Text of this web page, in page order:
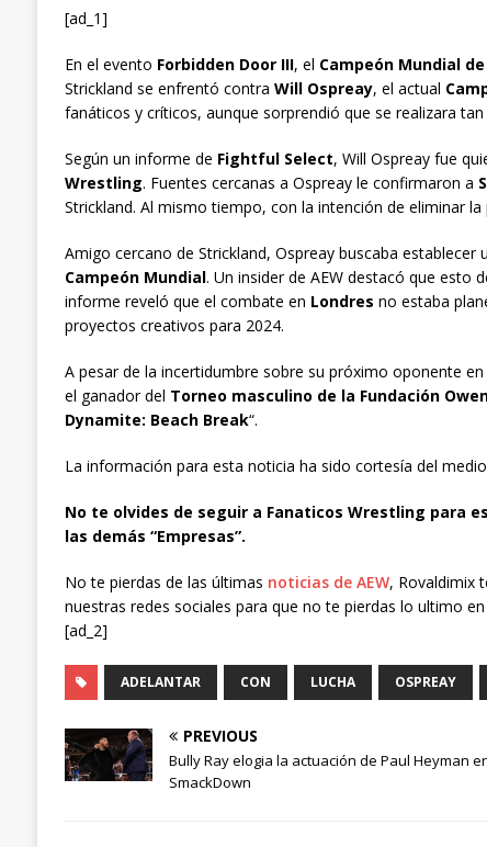
[ad_1]
En el evento Forbidden Door III, el Campeón Mundial de
Strickland se enfrentó contra Will Ospreay, el actual
fanáticos y críticos, aunque sorprendió que se realizara
Según un informe de Fightful Select, Will Ospreay fue
Wrestling. Fuentes cercanas a Ospreay le confirmaron a
Strickland. Al mismo tiempo, con la intención de eliminar
Amigo cercano de Strickland, Ospreay buscaba
Campeón Mundial. Un insider de AEW destacó que esto
informe reveló que el combate en Londres no estaba
proyectos creativos para 2024.
A pesar de la incertidumbre sobre su próximo oponente en
el ganador del Torneo masculino de la Fundación
Dynamite: Beach Break“.
La información para esta noticia ha sido cortesía del medio
No te olvides de seguir a Fanaticos Wrestling para
las demás “Empresas”.
No te pierdas de las últimas noticias de AEW, Rovaldimix
nuestras redes sociales para que no te pierdas lo ultimo
[ad_2]
ADELANTAR CON LUCHA OSPREAY
PREVIOUS
Bully Ray elogia la actuación de Paul Heyman
SmackDown